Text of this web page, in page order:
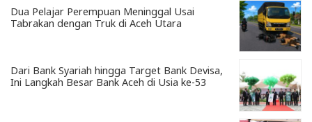
Dua Pelajar Perempuan Meninggal Usai
Tabrakan dengan Truk di Aceh Utara
Dari Bank Syariah hingga Target Bank Devisa,
Ini Langkah Besar Bank Aceh di Usia ke-53